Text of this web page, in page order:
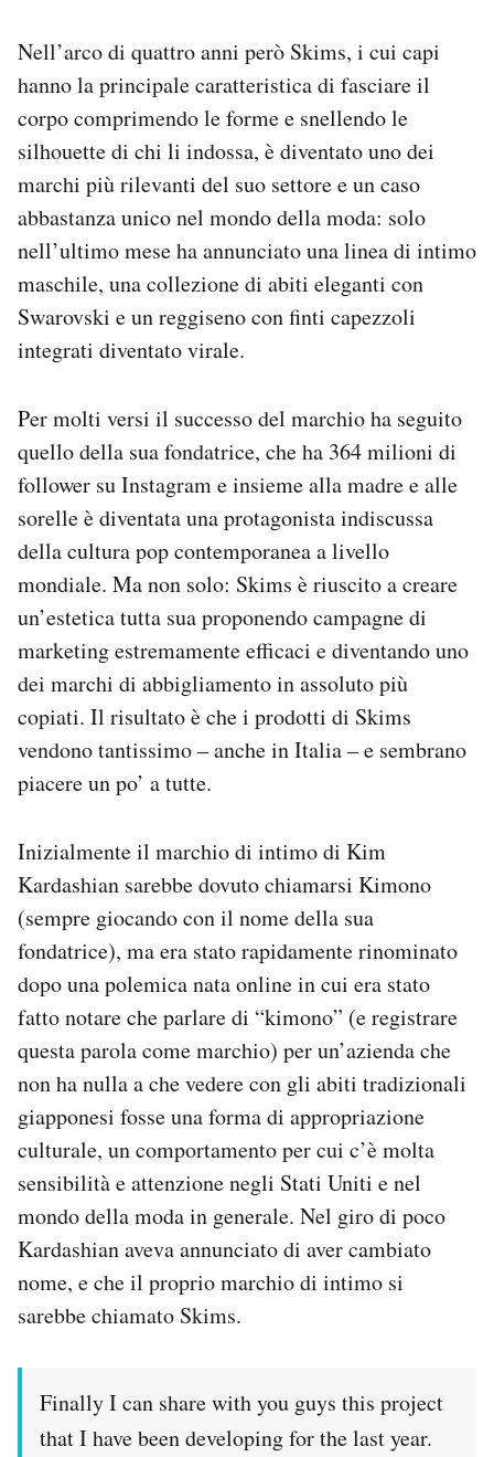
Nell’arco di quattro anni però Skims, i cui capi
hanno la principale caratteristica di fasciare il
corpo comprimendo le forme e snellendo le
silhouette di chi li indossa, è diventato uno dei
marchi più rilevanti del suo settore e un caso
abbastanza unico nel mondo della moda: solo
nell’ultimo mese ha annunciato una linea di intimo
maschile, una collezione di abiti eleganti con
Swarovski e un reggiseno con finti capezzoli
integrati diventato virale.
Per molti versi il successo del marchio ha seguito
quello della sua fondatrice, che ha 364 milioni di
follower su Instagram e insieme alla madre e alle
sorelle è diventata una protagonista indiscussa
della cultura pop contemporanea a livello
mondiale. Ma non solo: Skims è riuscito a creare
un’estetica tutta sua proponendo campagne di
marketing estremamente efficaci e diventando uno
dei marchi di abbigliamento in assoluto più
copiati. Il risultato è che i prodotti di Skims
vendono tantissimo – anche in Italia – e sembrano
piacere un po’ a tutte.
Inizialmente il marchio di intimo di Kim
Kardashian sarebbe dovuto chiamarsi Kimono
(sempre giocando con il nome della sua
fondatrice), ma era stato rapidamente rinominato
dopo una polemica nata online in cui era stato
fatto notare che parlare di “kimono” (e registrare
questa parola come marchio) per un’azienda che
non ha nulla a che vedere con gli abiti tradizionali
giapponesi fosse una forma di appropriazione
culturale, un comportamento per cui c’è molta
sensibilità e attenzione negli Stati Uniti e nel
mondo della moda in generale. Nel giro di poco
Kardashian aveva annunciato di aver cambiato
nome, e che il proprio marchio di intimo si
sarebbe chiamato Skims.
Finally I can share with you guys this project
that I have been developing for the last year.